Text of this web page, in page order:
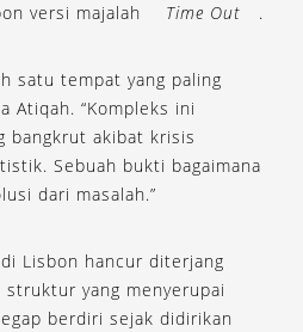
versi majalah
Time Out .
satu tempat yang paling
Atiqah. “Kompleks ini
bangkrut akibat krisis
Sebuah bukti bagaimana
dari masalah.”
Lisbon hancur diterjang
struktur yang menyerupai
berdiri sejak didirikan